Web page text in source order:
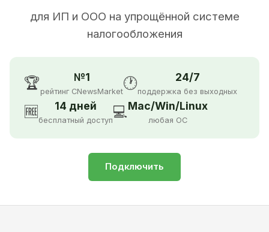
для ИП и ООО на упрощённой системе
налогообложения
🏆 №1
рейтинг CNewsMarket🕐 24/7
поддержка без выходных
🆓 14 дней
бесплатный доступ💻Mac/Win/Linux
любая ОС
Подключить